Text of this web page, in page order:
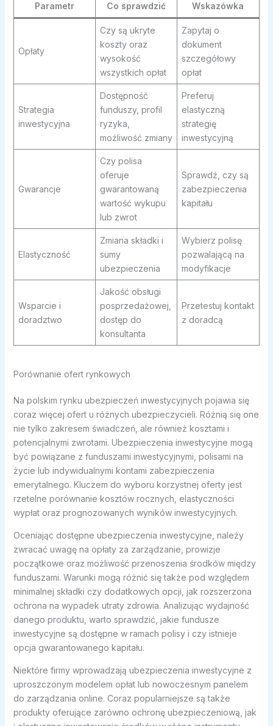
Parametr Co sprawdzić Wskazówka
Opłaty
Czy są ukryte
koszty oraz
wysokość
wszystkich opłat
Zapytaj o
dokument
szczegółowy
opłat
Strategia
inwestycyjna
Dostępność
funduszy, profil
ryzyka,
możliwość zmiany
Preferuj
elastyczną
strategię
inwestycyjną
Gwarancje
Czy polisa
oferuje
gwarantowaną
wartość wykupu
lub zwrot
Sprawdź, czy są
zabezpieczenia
kapitału
Elastyczność
Zmiana składki i
sumy
ubezpieczenia
Wybierz polisę
pozwalającą na
modyfikacje
Wsparcie i
doradztwo
Jakość obsługi
posprzedażowej,
dostęp do
konsultanta
Przetestuj kontakt
z doradcą
Porównanie ofert rynkowych
Na polskim rynku ubezpieczeń inwestycyjnych pojawia się
coraz więcej ofert u różnych ubezpieczycieli. Różnią się one
nie tylko zakresem świadczeń, ale również kosztami i
potencjalnymi zwrotami. Ubezpieczenia inwestycyjne mogą
być powiązane z funduszami inwestycyjnymi, polisami na
życie lub indywidualnymi kontami zabezpieczenia
emerytalnego. Kluczem do wyboru korzystnej oferty jest
rzetelne porównanie kosztów rocznych, elastyczności
wypłat oraz prognozowanych wyników inwestycyjnych.
Oceniając dostępne ubezpieczenia inwestycyjne, należy
zwracać uwagę na opłaty za zarządzanie, prowizje
początkowe oraz możliwość przenoszenia środków między
funduszami. Warunki mogą różnić się także pod względem
minimalnej składki czy dodatkowych opcji, jak rozszerzona
ochrona na wypadek utraty zdrowia. Analizując wydajność
danego produktu, warto sprawdzić, jakie fundusze
inwestycyjne są dostępne w ramach polisy i czy istnieje
opcja gwarantowanego kapitału.
Niektóre firmy wprowadzają ubezpieczenia inwestycyjne z
uproszczonym modelem opłat lub nowoczesnym panelem
do zarządzania online. Coraz popularniejsze są także
produkty oferujące zarówno ochronę ubezpieczeniową, jak